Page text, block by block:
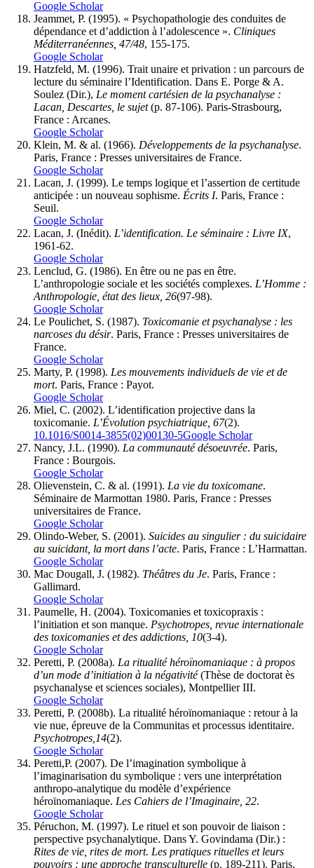
Google Scholar
Jeammet, P. (1995). « Psychopathologie des conduites de
dépendance et d’addiction à l’adolescence ». Cliniques
Méditerranéennes, 47/48, 155-175.
Google Scholar
Hatzfeld, M. (1996). Trait unaire et privation : un parcours de
lecture du séminaire l’Identification. Dans E. Porge & A.
Soulez (Dir.), Le moment cartésien de la psychanalyse :
Lacan , Descartes, le sujet(p. 87-106). Paris-Strasbourg,
France : Arcanes.
Google Scholar
Klein, M. & al. (1966). Développements de la psychanalyse.
Paris, France : Presses universitaires de France.
Google Scholar
Lacan, J. (1999). Le temps logique et l’assertion de certitude
anticipée : un nouveau sophisme. Écrits I. Paris, France :
Seuil.
Google Scholar
Lacan, J. (Inédit). L’identification. Le séminaire : Livre IX,
1961-62.
Google Scholar
Lenclud, G. (1986). En être ou ne pas en être.
L’anthropologie sociale et les sociétés complexes. L’Homme :
Anthropologie, état des lieux, 26(97-98).
Google Scholar
Le Poulichet, S. (1987). Toxicomanie et psychanalyse : les
narcoses du désir. Paris, France : Presses universitaires de
France.
Google Scholar
Marty, P. (1998). Les mouvements individuels de vie et de
mort. Paris, France : Payot.
Google Scholar
Miel, C. (2002). L’identification projective dans la
toxicomanie. L’Évolution psychiatrique, 67(2).
10.1016/S0014-3855(02)00130-5Google Scholar
Nancy, J.L. (1990). La communauté désoeuvrée. Paris,
France : Bourgois.
Google Scholar
Olievenstein, C. & al. (1991). La vie du toxicomane.
Séminaire de Marmottan 1980. Paris, France : Presses
universitaires de France.
Google Scholar
Olindo-Weber, S. (2001). Suicides au singulier : du suicidaire
au suicidant, la mort dans l’acte. Paris, France : L’Harmattan.
Google Scholar
Mac Dougall, J. (1982). Théâtres du Je. Paris, France :
Gallimard.
Google Scholar
Paumelle, H. (2004). Toxicomanies et toxicopraxis :
l’initiation et son manque. Psychotropes, revue internationale
des toxicomanies et des addictions, 10(3-4).
Google Scholar
Peretti, P. (2008a). La ritualité héroïnomaniaque : à propos
d’un mode d’initiation à la négativité(Thèse de doctorat ès
psychanalyse et sciences sociales), Montpellier III.
Google Scholar
Peretti, P. (2008b). La ritualité héroïnomaniaque : retour à la
vie nue, épreuve de la Communitas et processus identitaire.
Psychotropes,14(2).
Google Scholar
Peretti,P. (2007). De l’imagination symbolique à
l’imaginarisation du symbolique : vers une interprétation
anthropo-analytique du modèle d’expérience
héroïnomaniaque. Les Cahiers de l’Imaginaire, 22.
Google Scholar
Péruchon, M. (1997). Le rituel et son pouvoir de liaison :
perspective psychanalytique. Dans Y. Govindama (Dir.) :
Rites de vie, rites de mort. Les pratiques rituelles et leurs
pouvoirs : une approche transculturelle (p. 189-211). Paris,